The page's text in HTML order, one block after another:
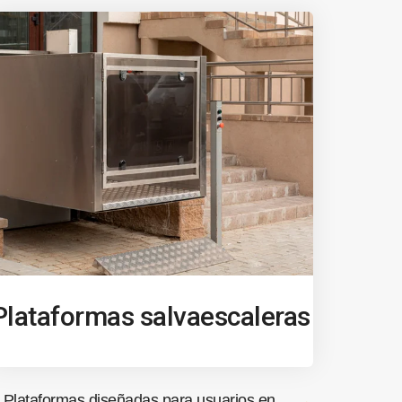
salvaescaleras